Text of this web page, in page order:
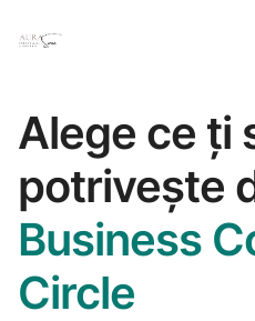
Alege ce ți
potrivește
Business
Circle